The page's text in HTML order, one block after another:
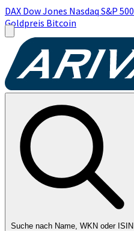
DAX Dow Jones Nasdaq S&P 500
Goldpreis Bitcoin
Suche nach Name, WKN oder ISIN